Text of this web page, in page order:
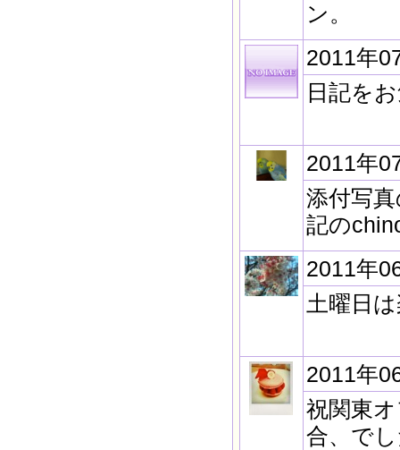
ン。
2011年
日記を
2011年
添付写
記の
2011年
土曜日
2011年
祝関東
合、で